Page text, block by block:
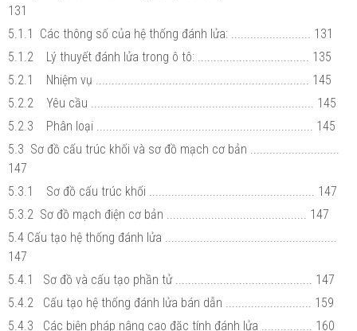
131
5.1.1 Các thông số của hệ thống đánh lửa: ......................... 131
5.1.2 Lý thuyết đánh lửa trong ô tô: ................................... 135
5.2.1 Nhiệm vụ ................................................................... 145
5.2.2 Yêu cầu ...................................................................... 145
5.2.3 Phân loại .................................................................... 145
5.3 Sơ đồ cấu trúc khối và sơ đồ mạch cơ bản ............................
147
5.3.1 Sơ đồ cấu trúc khối .................................................... 147
5.3.2 Sơ đồ mạch điện cơ bản ............................................ 147
5.4 Cấu tạo hệ thống đánh lửa ......................................................
147
5.4.1 Sơ đồ và cấu tạo phần tử ........................................... 147
5.4.2 Cấu tạo hệ thống đánh lửa bán dẫn ........................... 159
5.4.3 Các biện pháp nâng cao đặc tính đánh lửa ................ 160